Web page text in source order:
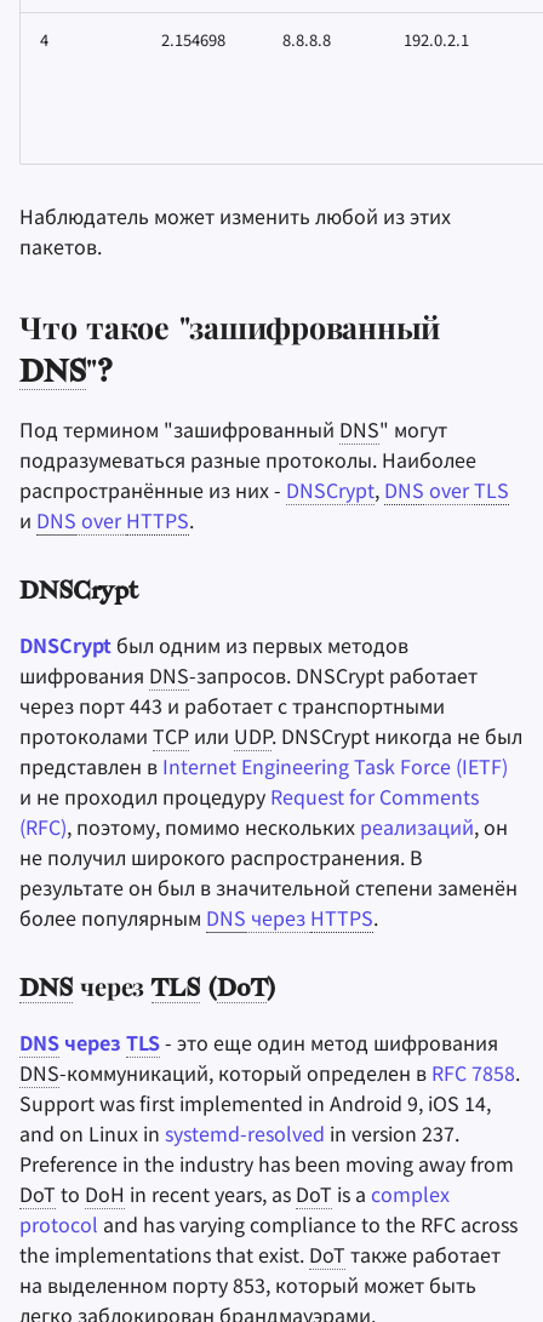
4 2.154698 8.8.8.8 192.0.2.1
Наблюдатель может изменить любой из этих
пакетов.
Что такое "зашифрованный
DNS"?
Под термином "зашифрованный DNS" могут
подразумеваться разные протоколы. Наиболее
распространённые из них - DNSCrypt, DNS overTLS
и DNS over HTTPS.
DNSCrypt
DNSCrypt был одним из первых методов
шифрования DNS-запросов. DNSCrypt работает
через порт 443 и работает с транспортными
протоколами TCP или UDP. DNSCrypt никогда не был
представлен в Internet Engineering Task Force (IETF)
и не проходил процедуру Request for Comments
(RFC), поэтому, помимо нескольких реализаций, он
не получил широкого распространения. В
результате он был в значительной степени заменён
более популярным DNS через HTTPS.
DNS черезTLS (DoT)
DNS через TLS- это еще один метод шифрования
DNS-коммуникаций, который определен в RFC 7858.
Support was first implemented in Android 9, iOS 14,
and on Linux in systemd-resolved in version 237.
Preference in the industry has been moving away from
DoT to DoH in recent years, as DoT is a complex
protocol and has varying compliance to the RFC across
the implementations that exist. DoT также работает
на выделенном порту 853, который может быть
легко заблокирован брандмауэрами.